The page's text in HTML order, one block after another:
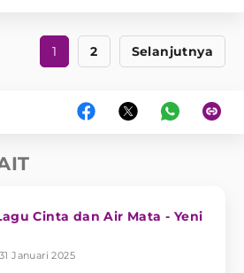
1 2 Selanjutnya
Cinta dan Air Mata - Yeni
31 Januari 2025